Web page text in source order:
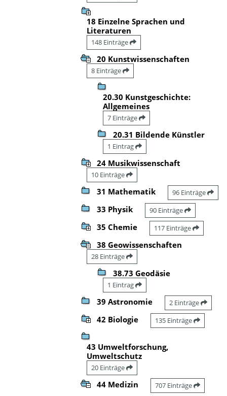
18 Einzelne Sprachen und
Literaturen
148 Einträge
20 Kunstwissenschaften
8 Einträge
20.30 Kunstgeschichte:
Allgemeines
7 Einträge
20.31 Bildende Künstler
1 Eintrag
24 Musikwissenschaft
10 Einträge
31 Mathematik 96 Einträge
33 Physik 90 Einträge
35 Chemie 117 Einträge
38 Geowissenschaften
28 Einträge
38.73 Geodäsie
1 Eintrag
39 Astronomie 2 Einträge
42 Biologie 135 Einträge
43 Umweltforschung,
Umweltschutz
20 Einträge
44 Medizin 707 Einträge